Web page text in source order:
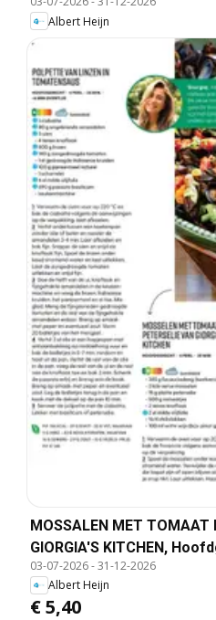
Albert Heijn
MOSSALEN MET TOMAAT
GIORGIA'S KITCHEN,
min
03-07-2026-31-12-2026
Albert Heijn
€ 5,40